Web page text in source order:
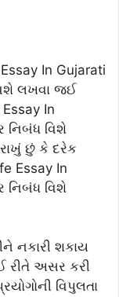
In Gujarati
લખવા જઈ
In
નિબંધ વિશે
છું કે દરેક
Essay In
નિબંધ વિશે
નકારી શકાય
અસર કરી
વિપુલતા